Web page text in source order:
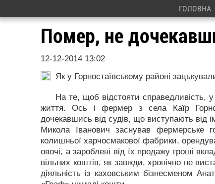
ГОЛОВНА
Помер, не
12-12-2014 13:02
Як у Горностаївському районі
На те, щоб відстояти справедливість,
життя. Ось і фермер з села Каїр
дочекавшись від судів, що виступають від
Микола Іванович заснував фермер­ське
колишньої харчосмакової фабрики,
овочі, а зароблені від їх продажу гроші
вільних коштів, як завжди, хронічно не
діяльність із каховським бізнесменом